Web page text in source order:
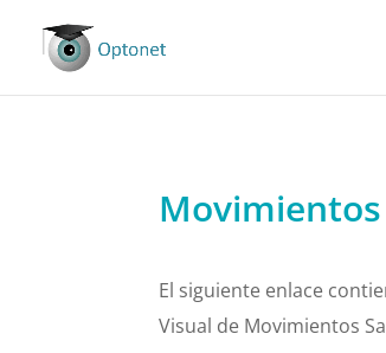
Movimientos
El siguiente enlace
Visual de Movimientos